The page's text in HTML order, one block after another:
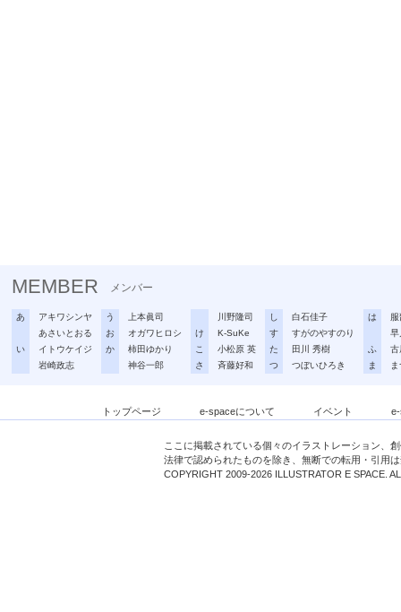
MEMBER メンバー
あ
アキワシンヤ
あさいとおる
い
イトウケイジ
岩崎政志
う
上本眞司
お
オガワヒロシ
か
柿田ゆかり
神谷一郎
川野隆司
け
K-SuKe
こ
小松原 英
さ
斉藤好和
し
白石佳子
す
すがのやすのり
た
田川 秀樹
つ
つぼいひろき
は
早
ふ
古
ま
トップページ e-spaceについて イベント
ここに掲載されている個々のイラストレーション、
法律で認められたものを除き、無断での転用・引用
COPYRIGHT 2009-2026 ILLUSTRATOR E SPACE.